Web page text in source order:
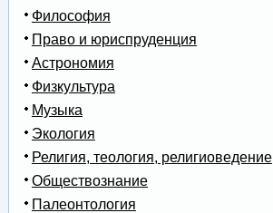
Философия
Право и юриспруденция
Астрономия
Физкультура
Музыка
Экология
Религия, теология, религиоведение
Обществознание
Палеонтология